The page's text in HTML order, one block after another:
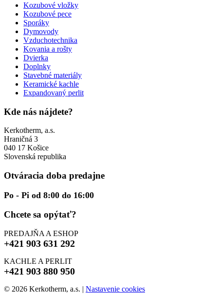
Kozubové vložky
Kozubové pece
Sporáky
Dymovody
Vzduchotechnika
Kovania a rošty
Dvierka
Doplnky
Stavebné materiály
Keramické kachle
Expandovaný perlit
Kde nás nájdete?
Kerkotherm, a.s.
Hraničná 3
040 17 Košice
Slovenská republika
Otváracia doba predajne
Po - Pi od 8:00 do 16:00
Chcete sa opýtať?
PREDAJŇA A ESHOP
+421 903 631 292
KACHLE A PERLIT
+421 903 880 950
© 2026 Kerkotherm, a.s. | Nastavenie cookies